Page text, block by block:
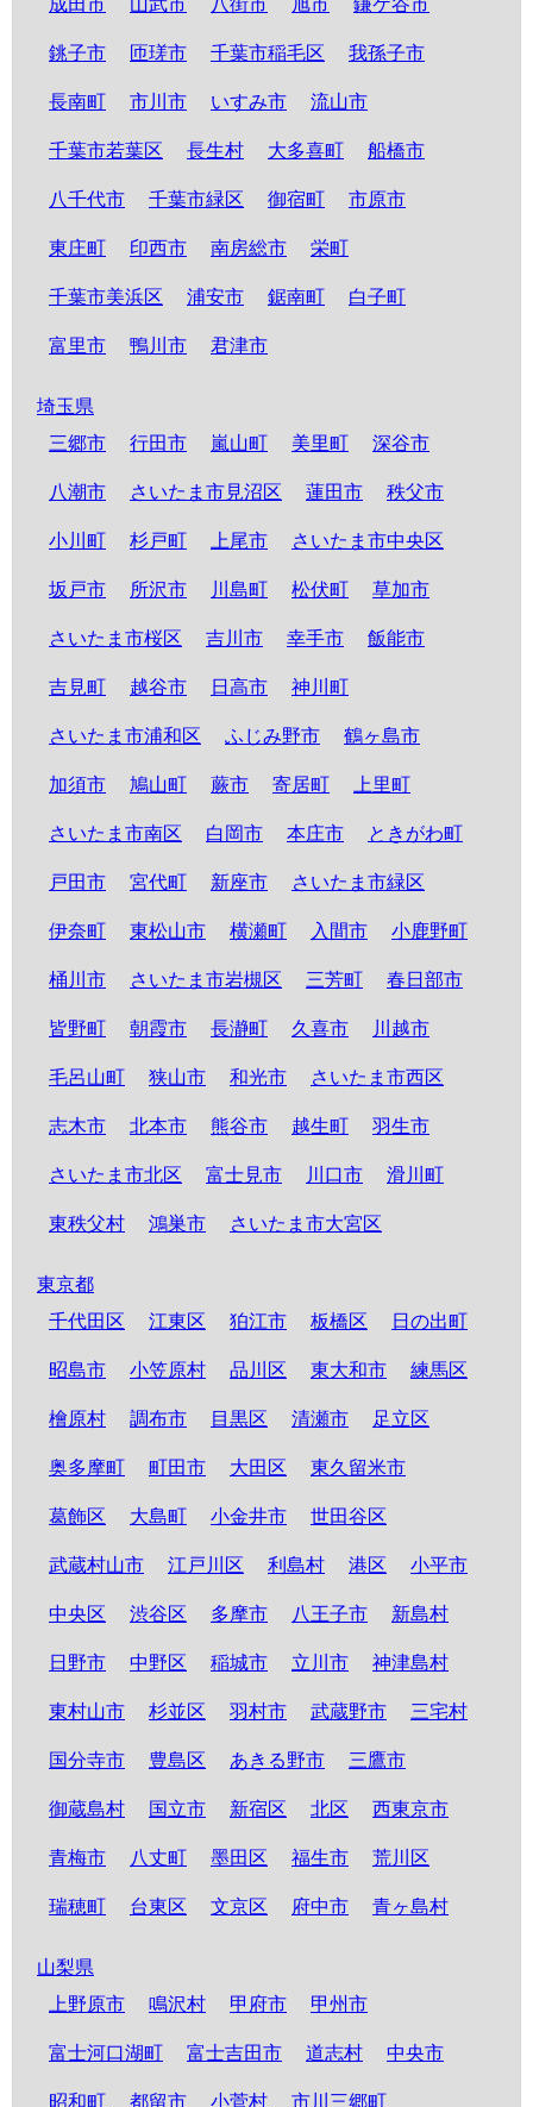
成田市 山武市 八街市 旭市 鎌ケ谷市
銚子市 匝瑳市 千葉市稲毛区 我孫子市
長南町 市川市 いすみ市 流山市
千葉市若葉区 長生村 大多喜町 船橋市
八千代市 千葉市緑区 御宿町 市原市
東庄町 印西市 南房総市 栄町
千葉市美浜区 浦安市 鋸南町 白子町
富里市 鴨川市 君津市
埼玉県
三郷市
行田市 嵐山町 美里町 深谷市
八潮市 さいたま市見沼区 蓮田市 秩父市
小川町 杉戸町 上尾市 さいたま市中央区
坂戸市 所沢市 川島町 松伏町 草加市
さいたま市桜区 吉川市 幸手市 飯能市
吉見町 越谷市 日高市 神川町
さいたま市浦和区 ふじみ野市 鶴ヶ島市
加須市 鳩山町 蕨市 寄居町 上里町
さいたま市南区 白岡市 本庄市 ときがわ町
戸田市 宮代町 新座市 さいたま市緑区
伊奈町 東松山市 横瀬町 入間市 小鹿野町
桶川市 さいたま市岩槻区 三芳町 春日部市
皆野町 朝霞市 長瀞町 久喜市 川越市
毛呂山町 狭山市 和光市 さいたま市西区
志木市 北本市 熊谷市 越生町 羽生市
さいたま市北区 富士見市 川口市 滑川町
東秩父村 鴻巣市 さいたま市大宮区
東京都
千代田区
江東区 狛江市 板橋区 日の出町
昭島市 小笠原村 品川区 東大和市 練馬区
檜原村 調布市 目黒区 清瀬市 足立区
奥多摩町 町田市 大田区 東久留米市
葛飾区 大島町 小金井市 世田谷区
武蔵村山市 江戸川区 利島村 港区 小平市
中央区 渋谷区 多摩市 八王子市 新島村
日野市 中野区 稲城市 立川市 神津島村
東村山市 杉並区 羽村市 武蔵野市 三宅村
国分寺市 豊島区 あきる野市 三鷹市
御蔵島村 国立市 新宿区 北区 西東京市
青梅市 八丈町 墨田区 福生市 荒川区
瑞穂町 台東区 文京区 府中市 青ヶ島村
山梨県
上野原市
鳴沢村 甲府市 甲州市
富士河口湖町 富士吉田市 道志村 中央市
昭和町 都留市 小菅村 市川三郷町